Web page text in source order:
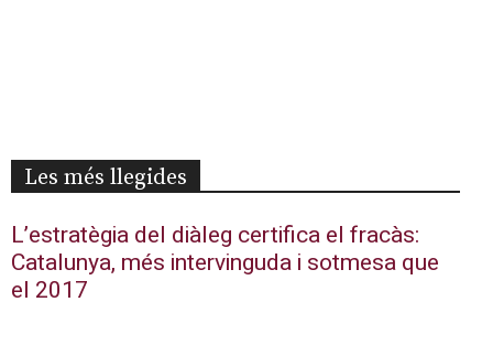
Les més llegides
L’estratègia del diàleg certifica el fracàs:
Catalunya, més intervinguda i sotmesa que
el 2017